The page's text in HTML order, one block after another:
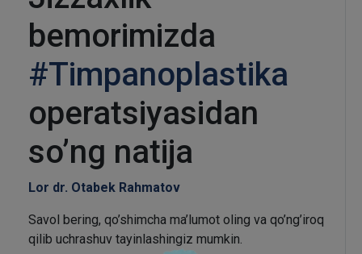
bemorimizda
#Timpanoplastika
operatsiyasidan
so’ng natija
Lor dr. Otabek Rahmatov
Savol bering, qo’shimcha ma’lumot oling va qo’ng’iroq
qilib uchrashuv tayinlashingiz mumkin.